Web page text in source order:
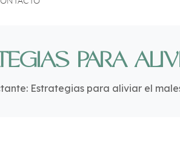
PARA
Estrategias para aliviar el